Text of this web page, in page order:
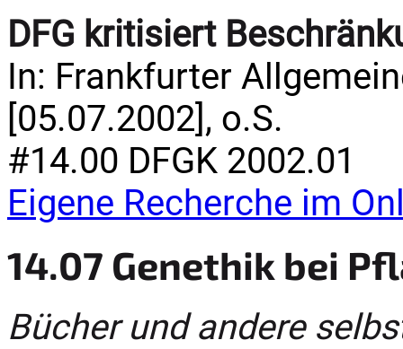
DFG kritisiert
In: Frankfurter
[05.07.2002], o.S.
#14.00 DFGK 2002.01
Eigene Recherche im
14.07 Genethik bei
Bücher und andere